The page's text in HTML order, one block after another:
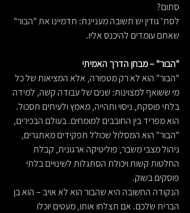
סתום?
לסת' גודין יש תשובה מעניינת: תדמיינו את "הבור"
שאתם עומדים להיכנס אליו.
"הבור" – מבחן הדרך האמיתי
"הבור" הוא לא רק מטפורה, אלא המציאות של כל
מי ששואף למצוינות: שנים של עבודה קשה, למידה
בלתי פוסקת, ניסוי ותהייה, מאמץ ולעיתים תסכול.
הוא מפריד בין החובבים למומחים. בעולם הבכירים,
"הבור" הוא המסלול שכולל תפקידים מאתגרים,
ניהול מצבי משבר, פוליטיקה ארגונית, קבלת
החלטות קשות ויכולת הסתגלות לשינויים בלתי
פוסקים בשוק.
הנקודה החשובה היא שהבור הוא לא אויב – הוא בן
הברית שלכם. אם תצלחו אותו, מעטים יוכלו